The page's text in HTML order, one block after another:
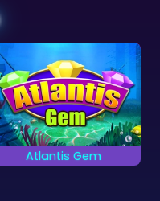
Christmas Buster
Geen tijdslimit
Kerstmis